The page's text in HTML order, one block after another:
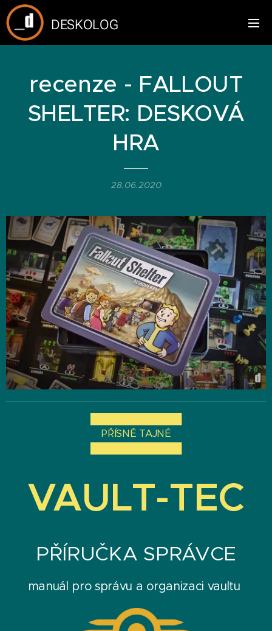
DESKOLOG
recenze - FALLOUT
SHELTER: DESKOVÁ
HRA
28.06.2020
PŘÍSNĚ TAJNÉ
VAULT-TEC
PŘÍRUČKA SPRÁVCE
manuál pro správu a organizaci vaultu